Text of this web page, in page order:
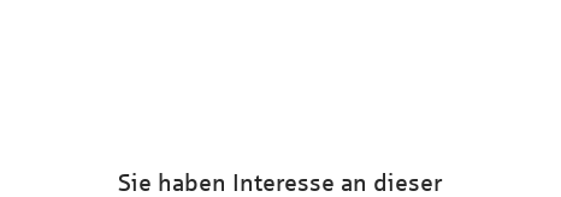
Sie haben Interesse an dieser